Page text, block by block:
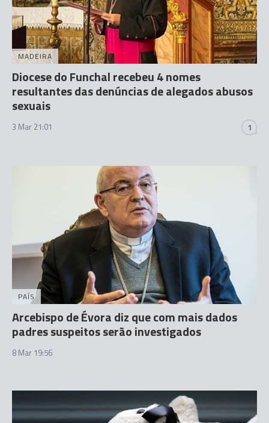
MADEIRA
Diocese do Funchal recebeu 4 nomes
resultantes das denúncias de alegados abusos
sexuais
3 Mar 21:01 1
PAÍS
Arcebispo de Évora diz que com mais dados
padres suspeitos serão investigados
8 Mar 19:56